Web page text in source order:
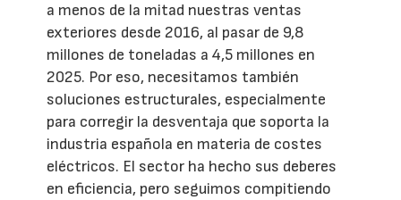
a menos de la mitad nuestras ventas
exteriores desde 2016, al pasar de 9,8
millones de toneladas a 4,5 millones en
2025. Por eso, necesitamos también
soluciones estructurales, especialmente
para corregir la desventaja que soporta la
industria española en materia de costes
eléctricos. El sector ha hecho sus deberes
en eficiencia, pero seguimos compitiendo